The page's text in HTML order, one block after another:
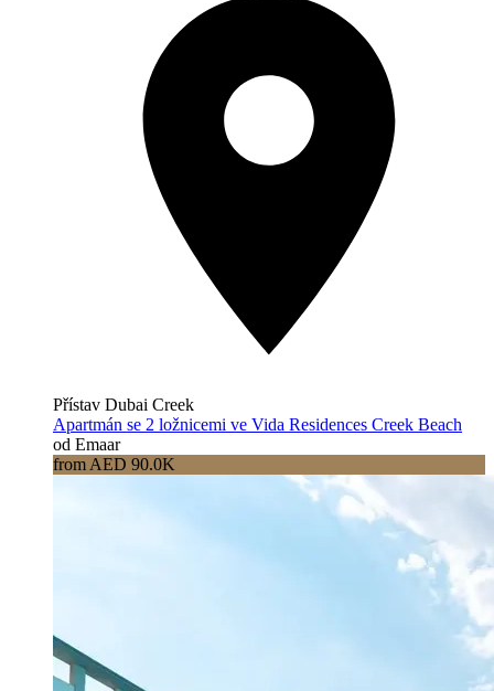
Přístav Dubai Creek
Apartmán se 2 ložnicemi ve Vida Residences Creek Beach
od Emaar
from AED 90.0K